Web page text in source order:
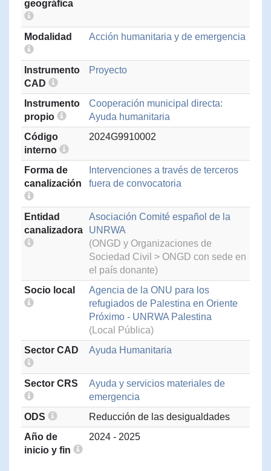
geográfica
Modalidad Acción humanitaria y de emergencia
Instrumento
CAD
Proyecto
Instrumento
propio
Cooperación municipal directa:
Ayuda humanitaria
Código
interno
2024G9910002
Forma de
canalización
Intervenciones a través de terceros
fuera de convocatoria
Entidad
canalizadora
Asociación Comité español de la
UNRWA
(ONGD y Organizaciones de
Sociedad Civil > ONGD con sede en
el país donante)
Socio local
Agencia de la ONU para los
refugiados de Palestina en Oriente
Próximo - UNRWA Palestina
(Local Pública)
Sector CAD
Ayuda Humanitaria
Sector CRS
Ayuda y servicios materiales de
emergencia
ODS
Reducción de las desigualdades
Año de
inicio y fin
2024 - 2025